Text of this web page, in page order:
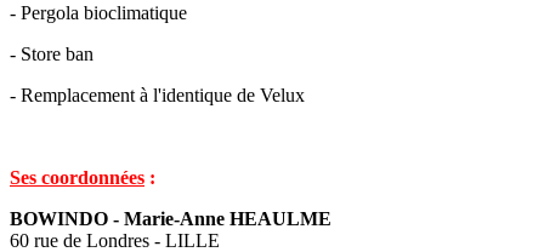
- Pergola bioclimatique
- Store ban
- Remplacement à l'identique de Velux
Ses coordonnées :
BOWINDO - Marie-Anne HEAULME
60 rue de Londres - LILLE